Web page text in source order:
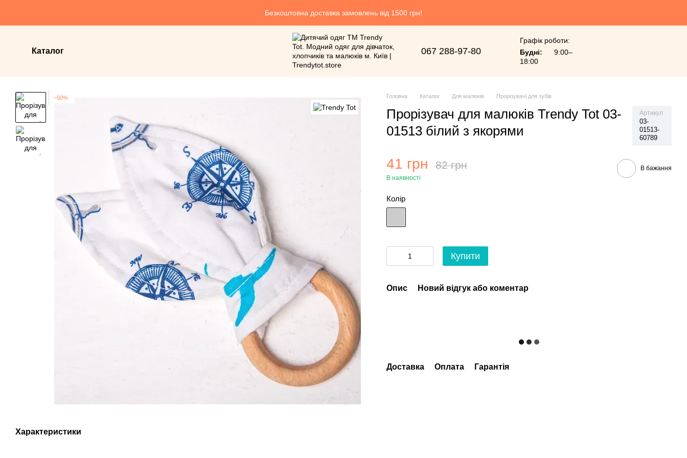
Безкоштовна доставка замовлень від 1500 грн!
Каталог 067 288-97-80
Графік роботи:
Будні:
9:00–
18:00
−50%
Характеристики
Головна Каталог Для малюків Прорізувачі для зубів
Прорізувач для малюків Trendy Tot 03-
01513 білий з якорями
Артикул
03-
01513-
60789
41 грн 82 грн
В наявності
В бажання
Колір
Купити
Опис Новий відгук або коментар
Доставка Оплата Гарантія